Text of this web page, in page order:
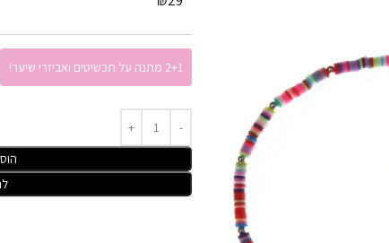
2+1 מתנה על תכשיטים ואביזרי שיער!